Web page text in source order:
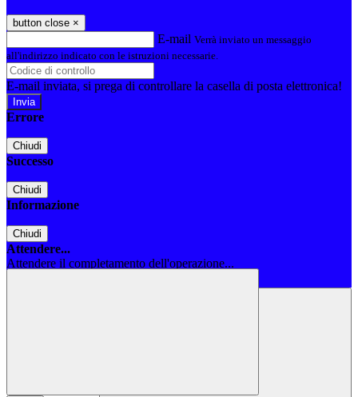
button close ×
E-mail Verrà inviato un messaggio
all'indirizzo indicato con le istruzioni necessarie.
E-mail inviata, si prega di controllare la casella di posta elettronica!
Errore
Chiudi
Successo
Chiudi
Informazione
Chiudi
Attendere...
Attendere il completamento dell'operazione...